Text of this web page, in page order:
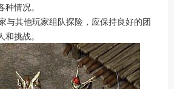
情况。
与其他玩家组队探险，应保持良好的团
挑战。